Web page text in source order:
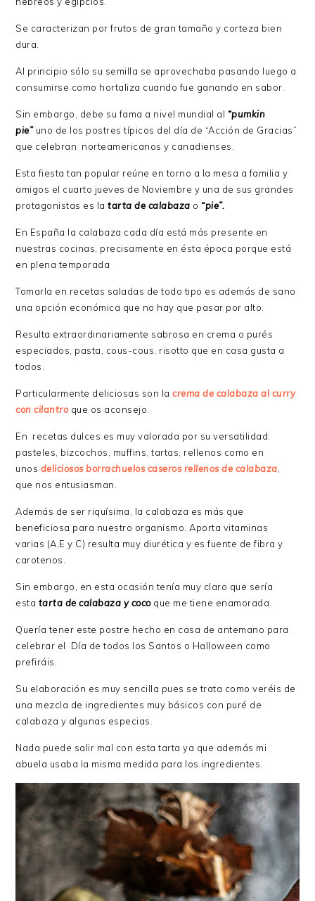
Se caracterizan por frutos de gran tamaño y corteza bien
dura.
Al principio sólo su semilla se aprovechaba pasando luego a
consumirse como hortaliza cuando fue ganando en sabor.
Sin embargo, debe su fama a nivel mundial al “pumkin
pie” uno de los postres típicos del día de “Acción de Gracias”
que celebran norteamericanos y canadienses.
Esta fiesta tan popular reúne en torno a la mesa a familia y
amigos el cuarto jueves de Noviembre y una de sus grandes
protagonistas es la tarta de calabaza o “pie”.
En España la calabaza cada día está más presente en
nuestras cocinas, precisamente en ésta época porque está
en plena temporada
Tomarla en recetas saladas de todo tipo es además de sano
una opción económica que no hay que pasar por alto.
Resulta extraordinariamente sabrosa en crema o purés
especiados, pasta, cous-cous, risotto que en casa gusta a
todos.
Particularmente deliciosas son lacrema de calabaza al curry
con cilantro que os aconsejo.
En recetas dulces es muy valorada por su versatilidad:
pasteles, bizcochos, muffins, tartas, rellenos como en
unos deliciosos borrachuelos caseros rellenos de calabaza
que nos entusiasman.
Además de ser riquísima, la calabaza es más que
beneficiosa para nuestro organismo. Aporta vitaminas
varias (A,E y C) resulta muy diurética y es fuente de fibra y
carotenos.
Sin embargo, en esta ocasión tenía muy claro que sería
esta tarta de calabaza y coco que me tiene enamorada.
Quería tener este postre hecho en casa de antemano para
celebrar el Día de todos los Santos o Halloween como
prefiráis.
Su elaboración es muy sencilla pues se trata como veréis de
una mezcla de ingredientes muy básicos con puré de
calabaza y algunas especias.
Nada puede salir mal con esta tarta ya que además mi
abuela usaba la misma medida para los ingredientes.